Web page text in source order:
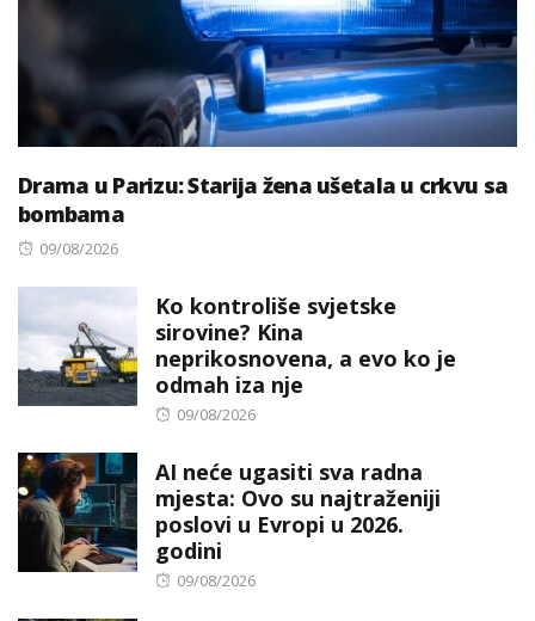
Drama u Parizu: Starija žena ušetala u crkvu sa
bombama
Posted
09/08/2026
Ko kontroliše svjetske
sirovine? Kina
neprikosnovena, a evo ko je
odmah iza nje
Posted
09/08/2026
AI neće ugasiti sva radna
mjesta: Ovo su najtraženiji
poslovi u Evropi u 2026.
godini
Posted
09/08/2026